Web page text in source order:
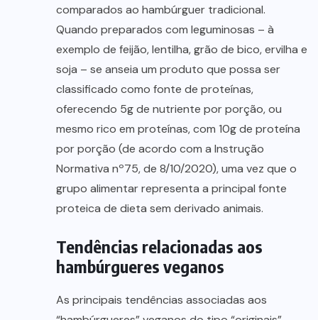
comparados ao hambúrguer tradicional.
Quando preparados com leguminosas – à
exemplo de feijão, lentilha, grão de bico, ervilha e
soja – se anseia um produto que possa ser
classificado como fonte de proteínas,
oferecendo 5g de nutriente por porção, ou
mesmo rico em proteínas, com 10g de proteína
por porção (de acordo com a Instrução
Normativa nº75, de 8/10/2020), uma vez que o
grupo alimentar representa a principal fonte
proteica de dieta sem derivado animais.
Tendências relacionadas aos
hambúrgueres veganos
As principais tendências associadas aos